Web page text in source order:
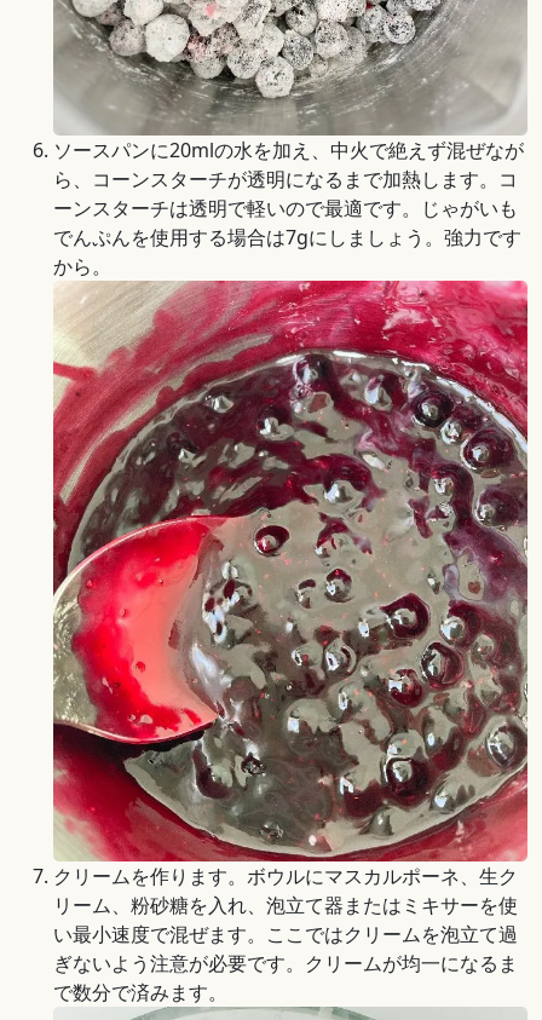
ソースパンに20mlの水を加え、中火で絶えず混ぜなが
ら、コーンスターチが透明になるまで加熱します。コ
ーンスターチは透明で軽いので最適です。じゃがいも
でんぷんを使用する場合は7gにしましょう。強力です
から。
クリームを作ります。ボウルにマスカルポーネ、生ク
リーム、粉砂糖を入れ、泡立て器またはミキサーを使
い最小速度で混ぜます。ここではクリームを泡立て過
ぎないよう注意が必要です。クリームが均一になるま
で数分で済みます。